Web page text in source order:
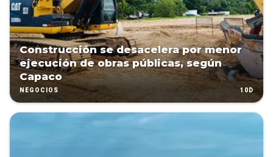
Construcción se desacelera por menor
ejecución de obras públicas, según
Capaco
NEGOCIOS 10D